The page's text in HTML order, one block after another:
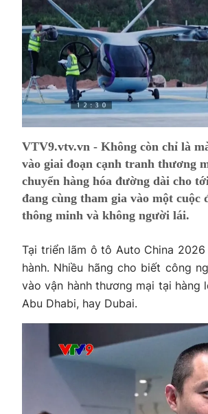
VTV9.vtv.vn - Không còn chỉ là
vào giai đoạn cạnh tranh thương
chuyển hàng hóa đường dài cho
đang cùng tham gia vào một
thông minh và không người lái.
Tại triển lãm ô tô Auto China
hành. Nhiều hãng cho biết công
vào vận hành thương mại tại hàng
Abu Dhabi, hay Dubai.